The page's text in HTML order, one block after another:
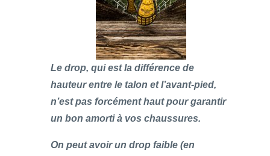
Le drop, qui est la différence de
hauteur entre le talon et l’avant-pied,
n’est pas forcément haut pour garantir
un bon amorti à vos chaussures.
On peut avoir un drop faible (en